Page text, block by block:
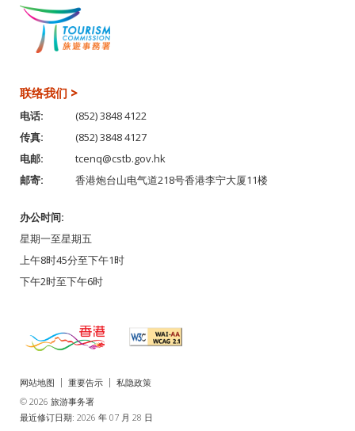
联络我们 >
电话:
(852) 3848 4122
传真:
(852) 3848 4127
电邮:
tcenq@cstb.gov.hk
邮寄:
香港炮台山电气道218号香港李宁大厦11楼
办公时间:
星期一至星期五
上午8时45分至下午1时
下午2时至下午6时
网站地图 重要告示
私隐政策
© 2026 旅游事务署
最近修订日期: 2026 年 07 月 28 日